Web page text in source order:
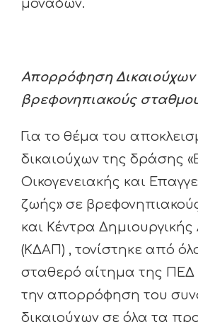
μονάδων.
Απορρόφηση Δικαιούχων
βρεφονηπιακούς
Για το θέμα του
δικαιούχων της δράσης
Οικογενειακής και
ζωής» σε
και Κέντρα
(ΚΔΑΠ) , τονίστηκε από
σταθερό αίτημα της ΠΕΔ
την απορρόφηση του
δικαιούχων σε όλα τα